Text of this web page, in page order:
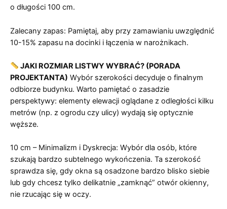
o długości 100 cm.
Zalecany zapas: Pamiętaj, aby przy zamawianiu uwzględnić
10-15% zapasu na docinki i łączenia w narożnikach.
JAKI ROZMIAR LISTWY WYBRAĆ? (PORADA
PROJEKTANTA) Wybór szerokości decyduje o finalnym
odbiorze budynku. Warto pamiętać o zasadzie
perspektywy: elementy elewacji oglądane z odległości kilku
metrów (np. z ogrodu czy ulicy) wydają się optycznie
węższe.
10 cm – Minimalizm i Dyskrecja: Wybór dla osób, które
szukają bardzo subtelnego wykończenia. Ta szerokość
sprawdza się, gdy okna są osadzone bardzo blisko siebie
lub gdy chcesz tylko delikatnie „zamknąć” otwór okienny,
nie rzucając się w oczy.